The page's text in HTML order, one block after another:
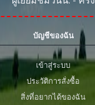
บัญชีของฉัน
เข้าสู่ระบบ
ประวัติการสั่งซื้อ
สิ่งที่อยากได้ของฉัน